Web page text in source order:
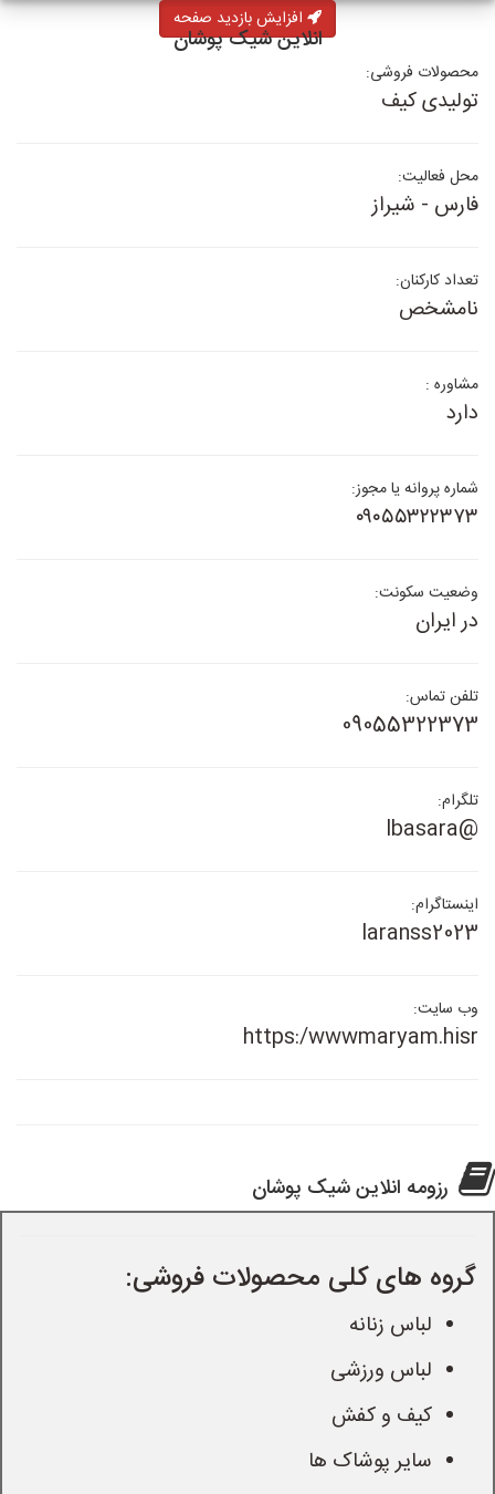
افزایش بازدید صفحه
انلاین شیک پوشان
محصولات فروشی:
تولیدی کیف
محل فعالیت:
فارس - شیراز
تعداد کارکنان:
نامشخص
مشاوره :
دارد
شماره پروانه یا مجوز:
۰۹۰۵۵۳۲۲۳۷۳
وضعیت سکونت:
در ایران
تلفن تماس:
09055322373
تلگرام:
@lbasara
اینستاگرام:
laranss2023
وب سایت:
https:/wwwmaryam.hisr
رزومه انلاین شیک پوشان
گروه های کلی محصولات فروشی:
لباس زنانه
لباس ورزشی
کیف و کفش
سایر پوشاک ها